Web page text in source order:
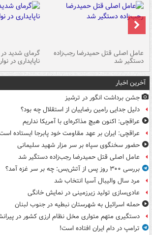
عامل اصلی قتل حمیدرضا رجب‌زاده
دستگیر شد
گرمای شدید
ناپایداری در
آخرین اخبار
جشن برداشت انگور در ترشیز
دلیل جدایی رامین رضاییان از استقلال چه بود؟
عراقچی: اکنون هیچ مذاکره‌ای با آمریکا نداریم
عراقچی: ایران بر عهد مقاومت خود پابرجا ایستاده
حضور سخنگوی سپاه بر سر مزار شهید سلیمانی
عامل اصلی قتل حمیدرضا رجب‌زاده دستگیر شد
بررسی ۳۰۰ روز پس از آتش‌بس: چه بر سر غزه آمد؟
مرد سال والیبال آسیا انتخاب شد
عادی‌سازی تولید زیرزمینی در نمایش خانگی
حمله اسرائیل به شهرستان نبطیه در جنوب لبنان
دستگیری متهم متواری مخل نظام ارزی کشور در
ترامپ در دام ایران افتاده است!